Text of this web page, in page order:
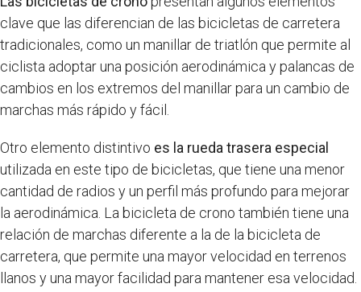
clave que las diferencian de las bicicletas de carretera
tradicionales, como un manillar de triatlón que permite al
ciclista adoptar una posición aerodinámica y palancas de
cambios en los extremos del manillar para un cambio de
marchas más rápido y fácil.
Otro elemento distintivo es la rueda trasera especial
utilizada en este tipo de bicicletas, que tiene una menor
cantidad de radios y un perfil más profundo para mejorar
la aerodinámica. La bicicleta de crono también tiene una
relación de marchas diferente a la de la bicicleta de
carretera, que permite una mayor velocidad en terrenos
llanos y una mayor facilidad para mantener esa velocidad.